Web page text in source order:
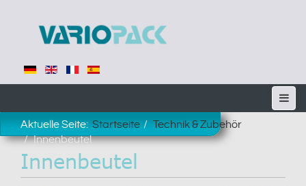
Aktuelle Seite: Startseite
Technik & Zubehör
Innenbeutel
Innenbeutel